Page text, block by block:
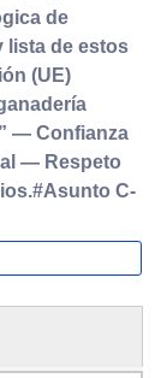
de
lista de estos
(UE)
— Confianza
— Respeto
C-